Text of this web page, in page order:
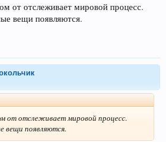
от отслеживает мировой процесс.
вещи появляются.
от отслеживает мировой процесс.
вещи появляются.